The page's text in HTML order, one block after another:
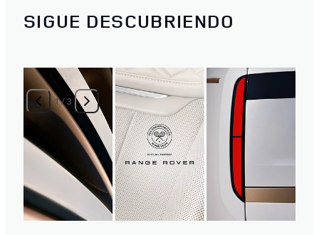
SIGUE DESCUBRIENDO
1/3